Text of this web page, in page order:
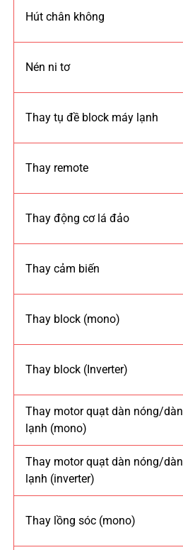
Hút chân không
Nén ni tơ
Thay tụ đề block máy lạnh
Thay remote
Thay động cơ lá đảo
Thay cảm biến
Thay block (mono)
Thay block (Inverter)
Thay motor quạt dàn nóng/dàn
lạnh (mono)
Thay motor quạt dàn nóng/dàn
lạnh (inverter)
Thay lồng sóc (mono)